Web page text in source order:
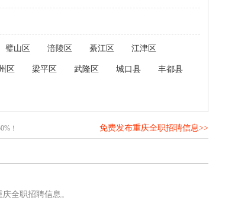
璧山区 涪陵区 綦江区 江津区
区 梁平区 武隆区 城口县 丰都县
！ 免费发布重庆全职招聘信息>>
全职招聘信息。